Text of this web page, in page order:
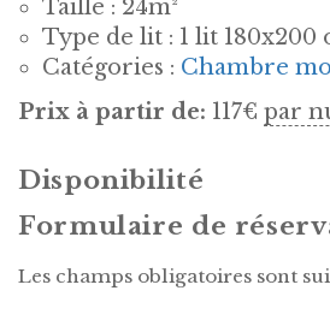
Taille : 24m²
Type de lit : 1 lit 180x200
Catégories : Chambre
Prix à partir de: 117€ par
Disponibilité
Formulaire de
Les champs obligatoires sont